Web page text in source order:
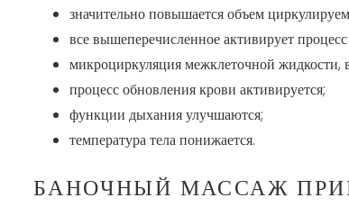
значительно повышается объем
все вышеперечисленное активирует
микроциркуляция межклеточной жидкости,
процесс обновления крови активируется;
функции дыхания улучшаются;
температура тела понижается.
БАНОЧНЫЙ МАССАЖ